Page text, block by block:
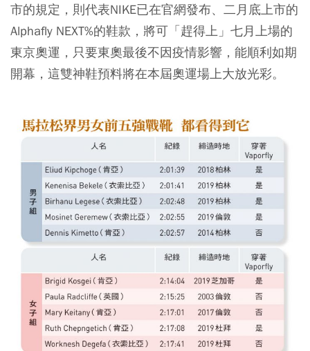
市的規定，則代表NIKE已在官網發布、二月底上市的
Alphafly NEXT%的鞋款，將可「趕得上」七月上場的
東京奧運，只要東奧最後不因疫情影響，能順利如期
開幕，這雙神鞋預料將在本屆奧運場上大放光彩。